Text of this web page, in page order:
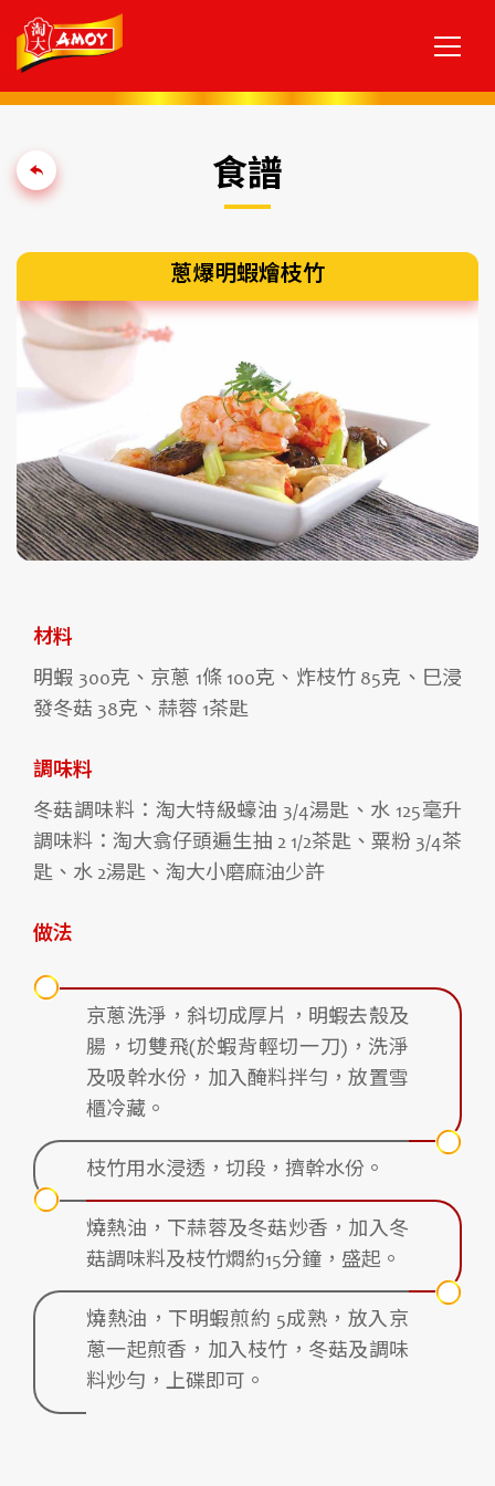
食譜
蔥爆明蝦燴枝竹
材料
明蝦 300克、京蔥 1條 100克、炸枝竹 85克、巳浸
發冬菇 38克、蒜蓉 1茶匙
調味料
冬菇調味料：淘大特級蠔油 3/4湯匙、水 125毫升
調味料：淘大翕仔頭遍生抽 2 1/2茶匙、粟粉 3/4茶
匙、水 2湯匙、淘大小磨麻油少許
做法
京蔥洗淨，斜切成厚片，明蝦去殼及
腸，切雙飛(於蝦背輕切一刀)，洗淨
及吸幹水份，加入醃料拌勻，放置雪
櫃冷藏。
枝竹用水浸透，切段，擠幹水份。
燒熱油，下蒜蓉及冬菇炒香，加入冬
菇調味料及枝竹燜約15分鐘，盛起。
燒熱油，下明蝦煎約 5成熟，放入京
蔥一起煎香，加入枝竹，冬菇及調味
料炒勻，上碟即可。